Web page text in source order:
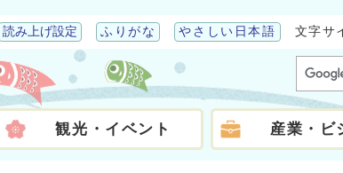
読み上げ設定 ふりがな やさしい日本語 文字サ
観光・イベント 産業・ビ